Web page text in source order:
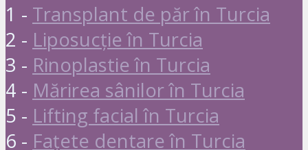
1 - Transplant de păr în Turcia
2 - Liposucție în Turcia
3 - Rinoplastie în Turcia
4 - Mărirea sânilor în Turcia
5 - Lifting facial în Turcia
6 - Fațete dentare în Turcia